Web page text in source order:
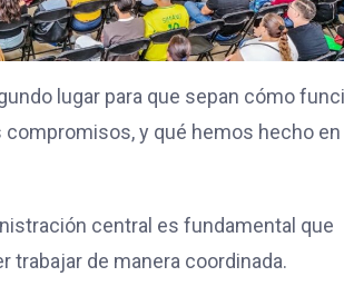
lugar para que sepan cómo
y qué hemos hecho en
central es fundamental que
trabajar de manera coordinada.